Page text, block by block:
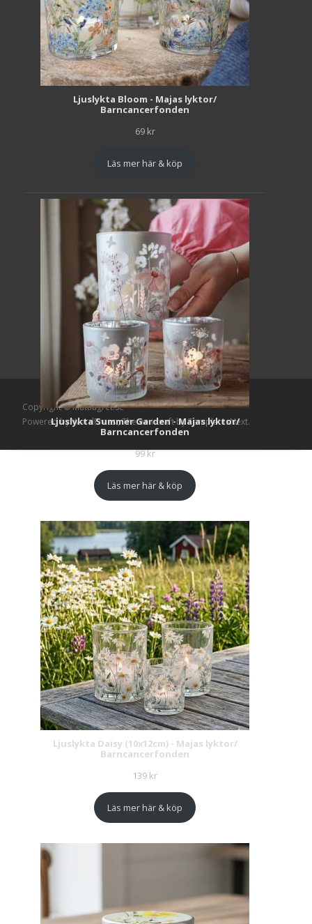
Ljuslykta Bloom - Majas lyktor/
Barncancerfonden
69 kr
Läs mer här & köp
Ljuslykta Summer Garden - Majas lyktor/
Barncancerfonden
99kr
Läs mer här & köp
Ljuslykta Daisy (10x12cm) - Majas lyktor/
Barncancerfonden
139 kr
Läs mer här & köp
Copyright © Mattlagret.se
Powered by WordPress, Themei-craftby TemplatesNext.